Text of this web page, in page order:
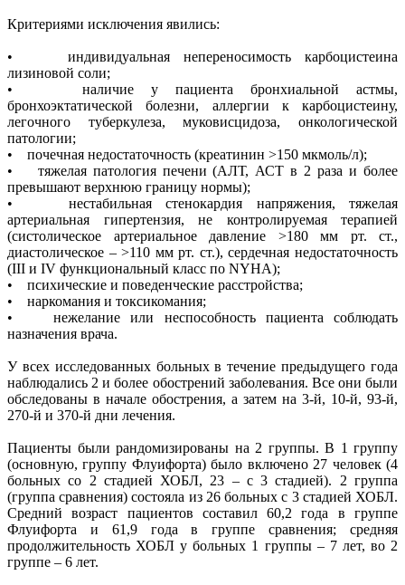
Критериями исключения явились:
• индивидуальная непереносимость карбоцистеина
лизиновой соли;
• наличие у пациента бронхиальной астмы,
бронхоэктатической болезни, аллергии к карбоцистеину,
легочного туберкулеза, муковисцидоза, онкологической
патологии;
• почечная недостаточность (креатинин >150 мкмоль/л);
• тяжелая патология печени (АЛТ, АСТ в 2 раза и более
превышают верхнюю границу нормы);
• нестабильная стенокардия напряжения, тяжелая
артериальная гипертензия, не контролируемая терапией
(систолическое артериальное давление >180 мм рт. ст.,
диастолическое – >110 мм рт. ст.), сердечная недостаточность
(III и IV функциональный класс по NYHA);
• психические и поведенческие расстройства;
• наркомания и токсикомания;
• нежелание или неспособность пациента соблюдать
назначения врача.
У всех исследованных больных в течение предыдущего года
наблюдались 2 и более обострений заболевания. Все они были
обследованы в начале обострения, а затем на 3-й, 10-й, 93-й,
270-й и 370-й дни лечения.
Пациенты были рандомизированы на 2 группы. В 1 группу
(основную, группу Флуифорта) было включено 27 человек (4
больных со 2 стадией ХОБЛ, 23 – с 3 стадией). 2 группа
(группа сравнения) состояла из 26 больных с 3 стадией ХОБЛ.
Средний возраст пациентов составил 60,2 года в группе
Флуифорта и 61,9 года в группе сравнения; средняя
продолжительность ХОБЛ у больных 1 группы – 7 лет, во 2
группе – 6 лет.